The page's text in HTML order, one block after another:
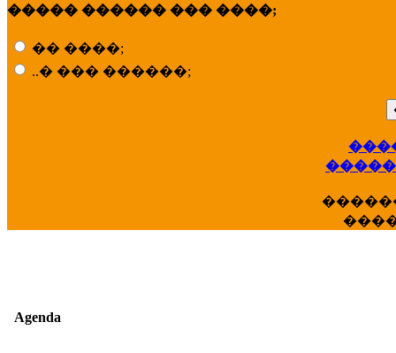
����� ������ ��� ����;
�� ����;
..� ��� ������;
Agenda